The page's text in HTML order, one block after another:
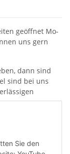
Sie den
geöffnet Mo-
uns gern
dann sind
sind bei uns